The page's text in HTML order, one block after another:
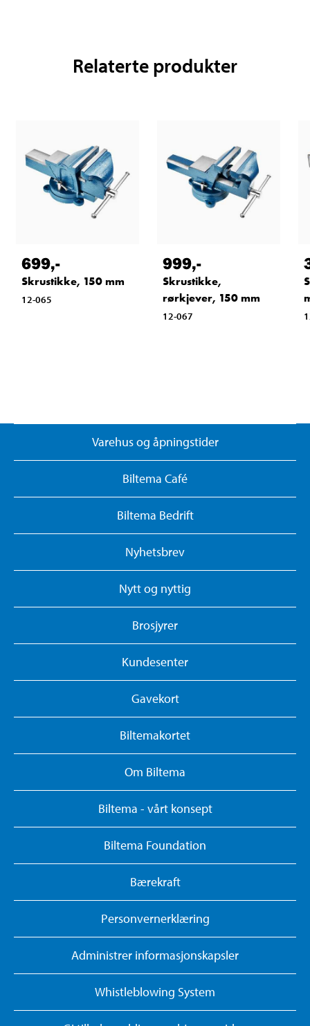
Relaterte produkter
699,-
Skrustikke, 150 mm
12-065
999,-
Skrustikke,
rørkjever, 150 mm
12-067
Varehus og åpningstider
Biltema Café
Biltema Bedrift
Nyhetsbrev
Nytt og nyttig
Brosjyrer
Kundesenter
Gavekort
Biltemakortet
Om Biltema
Biltema - vårt konsept
Biltema Foundation
Bærekraft
Personvernerklæring
Administrer informasjonskapsler
Whistleblowing System